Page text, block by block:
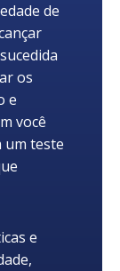
de
os
e
você
um teste
e